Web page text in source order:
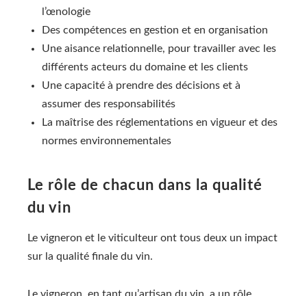
l’œnologie
Des compétences en gestion et en organisation
Une aisance relationnelle, pour travailler avec les
différents acteurs du domaine et les clients
Une capacité à prendre des décisions et à
assumer des responsabilités
La maîtrise des réglementations en vigueur et des
normes environnementales
Le rôle de chacun dans la qualité
du vin
Le vigneron et le viticulteur ont tous deux un impact
sur la qualité finale du vin.